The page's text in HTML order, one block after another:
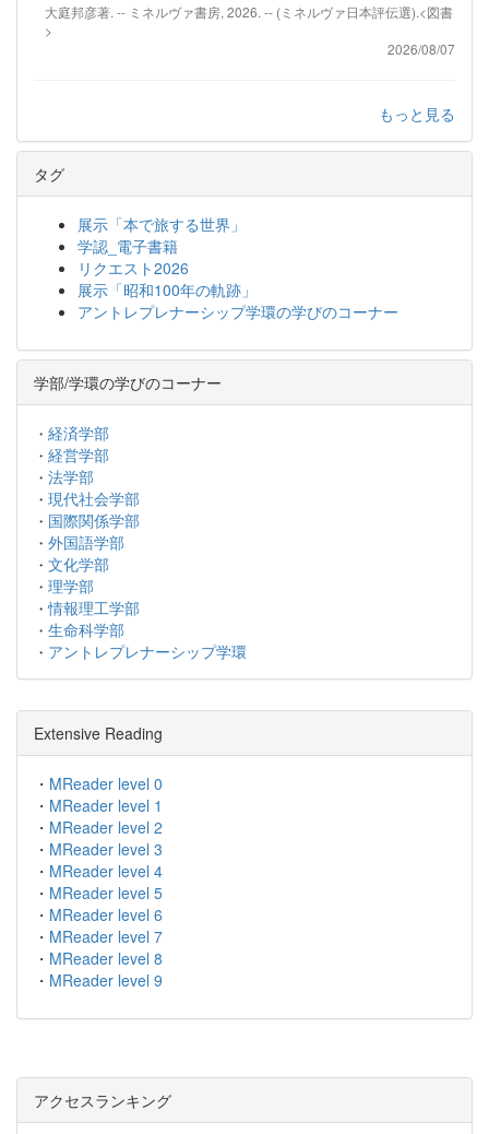
大庭邦彦著. -- ミネルヴァ書房, 2026. -- (ミネルヴァ日本評伝選).<図書
>
2026/08/07
もっと見る
タグ
展示「本で旅する世界」
学認_電子書籍
リクエスト2026
展示「昭和100年の軌跡」
アントレプレナーシップ学環の学びのコーナー
学部/学環の学びのコーナー
・ 経済学部
・ 経営学部
・ 法学部
・ 現代社会学部
・ 国際関係学部
・ 外国語学部
・ 文化学部
・ 理学部
・情報理工学部
・ 生命科学部
・ アントレプレナーシップ学環
Extensive Reading
・ MReader level 0
・ MReader level 1
・ MReader level 2
・ MReader level 3
・ MReader level 4
・ MReader level 5
・ MReader level 6
・ MReader level 7
・ MReader level 8
・ MReader level 9
アクセスランキング